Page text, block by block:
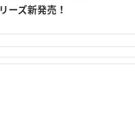
リーズ新発売！